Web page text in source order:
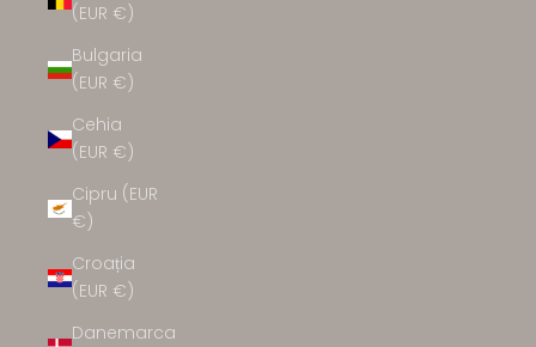
(EUR €)
Bulgaria
(EUR €)
Cehia
(EUR €)
Cipru (EUR
€)
Croația
(EUR €)
Danemarca